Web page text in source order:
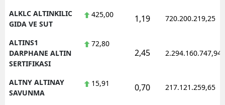
ALKLC ALTINKILIC
GIDA VE SUT
425,00 1,19 720.200.219,25
ALTINS1
DARPHANE ALTIN
SERTIFIKASI
72,80
2,45 2.294.160.747,94
ALTNY ALTINAY
SAVUNMA
15,91 0,70 217.121.259,65